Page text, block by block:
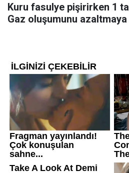
Kuru fasulye pişirirken 1
Gaz oluşumunu